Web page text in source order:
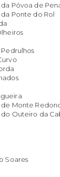
da Póvoa de
Ponte do Rol
de Monte
do Outeiro da
Soares